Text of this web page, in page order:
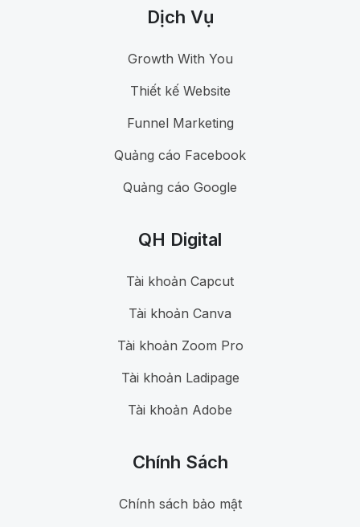
Dịch Vụ
Growth With You
Thiết kế Website
Funnel Marketing
Quảng cáo Facebook
Quảng cáo Google
QH Digital
Tài khoản Capcut
Tài khoản Canva
Tài khoản Zoom Pro
Tài khoản Ladipage
Tài khoản Adobe
Chính Sách
Chính sách bảo mật